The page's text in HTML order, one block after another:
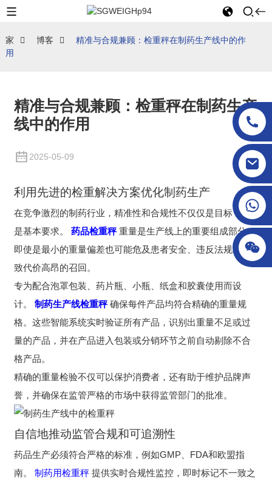
家 博客
精准与合规兼顾：检重秤在制药生产线中的作
用
精准与合规兼顾：检重秤在制药生产
线中的作用
2025-05-09
利用先进的检重解决方案优化制药生产
在竞争激烈的制药行业，精准性和合规性不仅仅是目标，更
是基本要求。 药品检重秤重量是生产线上的重要组成部分，
即使是最小的重量偏差也可能危及患者安全、违反法规或导
致代价高昂的召回。
专为配合泡罩包装、药片瓶、小瓶、纸盒和胶囊使用而设
计。 制药生产线检重秤确保每件产品均符合精确的重量规
格。这些智能系统实时验证所有产品，识别出重量不足或过
量的产品，并在产品进入包装或分销环节之前自动剔除不合
格产品。
精确的重量检验不仅可以保护消费者，还有助于维护品牌声
誉，并确保在监管严格的市场中获得监管部门的批准。
自信地推动监管合规和可追溯性
药品生产必须符合严格的标准，例如GMP、FDA和欧盟指
南。 制药用检重秤提供实时合规性监控，即时标记不一致之